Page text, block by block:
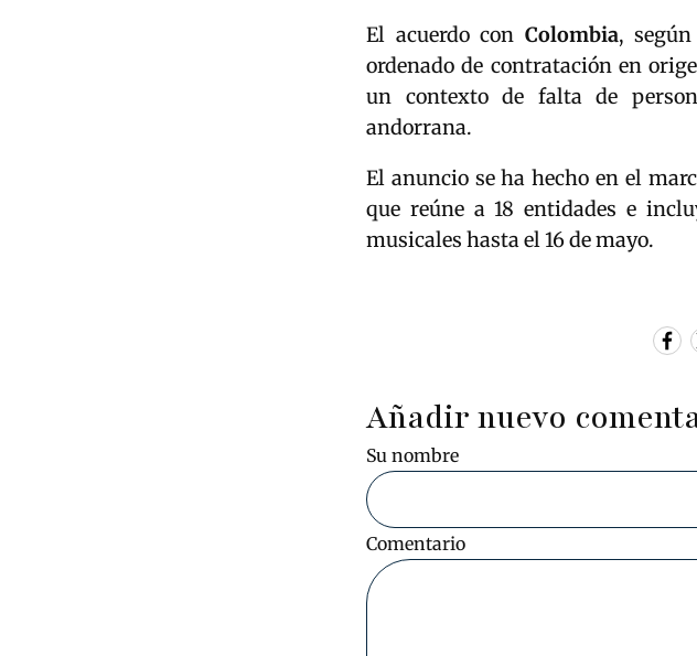
El acuerdo con Colombia,
ordenado de contratación en
un contexto de falta de
andorrana.
El anuncio se ha hecho en el
que reúne a 18 entidades e
musicales hasta el 16 de mayo.
Añadir nuevo
Su nombre
Comentario